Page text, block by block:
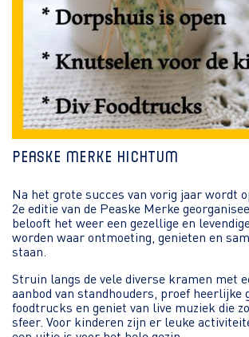
Peaske Merke Hichtum
Na het grote succes van vorig jaar wordt
2e editie van de Peaske Merke
belooft het weer een gezellige en
worden waar ontmoeting, genieten en
staan.
Struin langs de vele diverse kramen met
aanbod van standhouders, proef heerlijke
foodtrucks en geniet van live muziek die
sfeer. Voor kinderen zijn er leuke